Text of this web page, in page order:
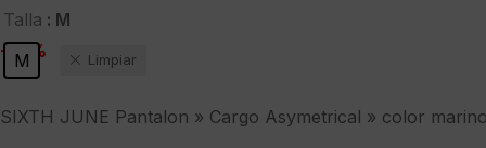
precio
original
era:
precio
actual
es:
-42%
Talla : M
M
Limpiar
SIXTH JUNE Pantalon » Cargo Asymetrical » color